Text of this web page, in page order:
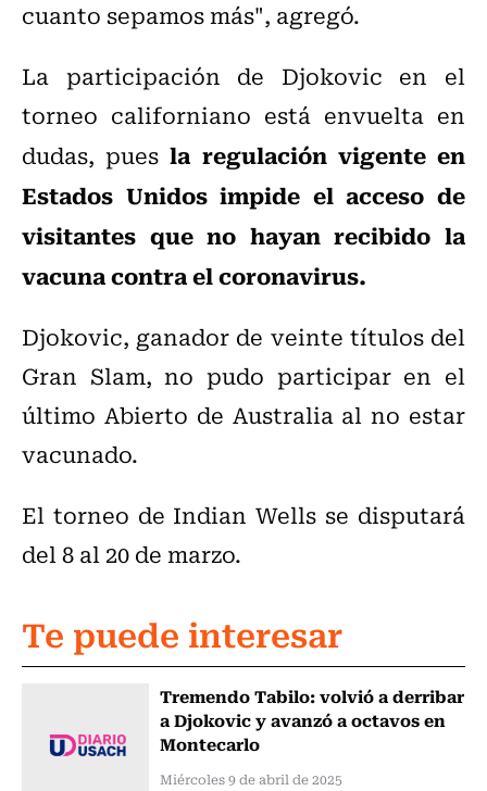
cuanto sepamos más", agregó.
La participación de Djokovic en el
torneo californiano está envuelta en
dudas, puesla regulación vigente en
Estados Unidos impide el acceso de
visitantes que no hayan recibido la
vacuna contra el coronavirus.
Djokovic, ganador de veinte títulos del
Gran Slam, no pudo participar en el
último Abierto de Australia al no estar
vacunado.
El torneo de Indian Wells se disputará
del 8 al 20 de marzo.
Te puede interesar
Tremendo Tabilo: volvió a derribar
a Djokovic y avanzó a octavos en
Montecarlo
Miércoles 9 de abril de 2025